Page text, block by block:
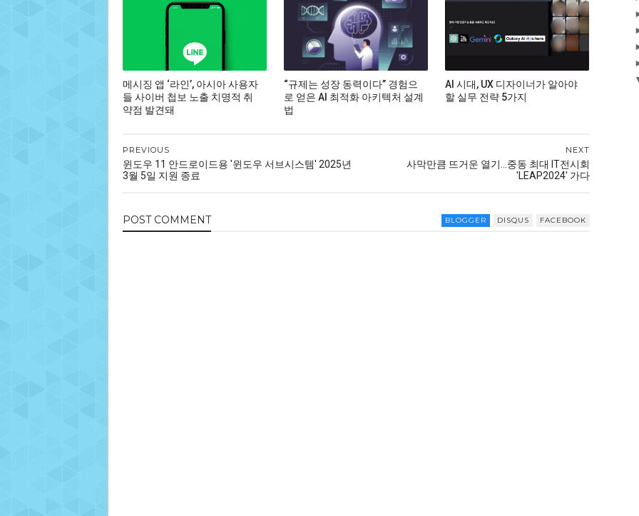
메시징 앱 ‘라인’, 아시아 사용자
들 사이버 첩보 노출 치명적 취
약점 발견돼
“규제는 성장 동력이다” 경험으
로 얻은 AI 최적화 아키텍처 설계
법
AI 시대, UX 디자이너가 알아야
할 실무 전략 5가지
NEXT
사막만큼 뜨거운 열기…중동 최대 IT전시회
'LEAP2024' 가다
PREVIOUS
윈도우 11 안드로이드용 '윈도우 서브시스템' 2025년
3월 5일 지원 종료
POST COMMENT BLOGGER DISQUS FACEBOOK